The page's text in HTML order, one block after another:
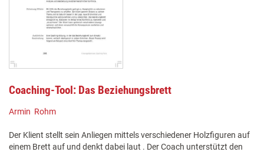
Coaching-Tool: Das Beziehungsbrett
Armin Rohm
Der Klient stellt sein Anliegen mittels verschiedener Holzfiguren auf
einem Brett auf und denkt dabei laut . Der Coach unterstützt den